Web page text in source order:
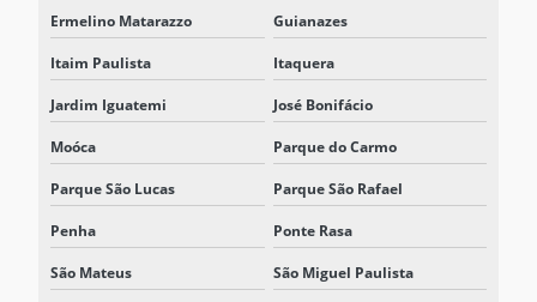
SISTEMA ESS ENERGIA
SISTEMA INTEGRADO DE ARMAZENAMENTO DE ENERGIA
SISTEMAS DE ARMAZENAMENTO DE ENERGIA ESS
SOLUÇÃO BESS
SOLUÇÃO BESS PARA ELETROPOSTO
SOLUÇÃO BESS INDUSTRIAL
SOLUÇÃO BESS PARA REDUÇÃO DE DEMANDA ELÉTRICA
Ermelino Matarazzo Guianazes
Itaim Paulista Itaquera
Jardim Iguatemi José Bonifácio
Moóca Parque do Carmo
Parque São Lucas Parque São Rafael
Penha Ponte Rasa
São Mateus São Miguel Paulista